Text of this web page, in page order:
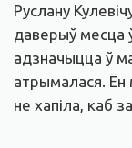
Руслану
даверыў месца
адзначыцца ў
атрымалася. Ён
не хапіла, каб